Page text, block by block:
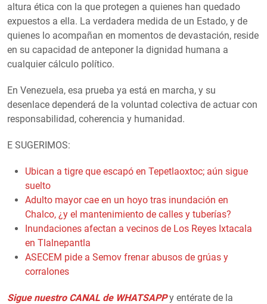
altura ética con la que protegen a quienes han quedado
expuestos a ella. La verdadera medida de un Estado, y de
quienes lo acompañan en momentos de devastación, reside
en su capacidad de anteponer la dignidad humana a
cualquier cálculo político.
En Venezuela, esa prueba ya está en marcha, y su
desenlace dependerá de la voluntad colectiva de actuar con
responsabilidad, coherencia y humanidad.
E SUGERIMOS:
Ubican a tigre que escapó en Tepetlaoxtoc; aún sigue
suelto
Adulto mayor cae en un hoyo tras inundación en
Chalco, ¿y el mantenimiento de calles y tuberías?
Inundaciones afectan a vecinos de Los Reyes Ixtacala
en Tlalnepantla
ASECEM pide a Semov frenar abusos de grúas y
corralones
Sigue nuestro CANAL de WHATSAPP y entérate de la